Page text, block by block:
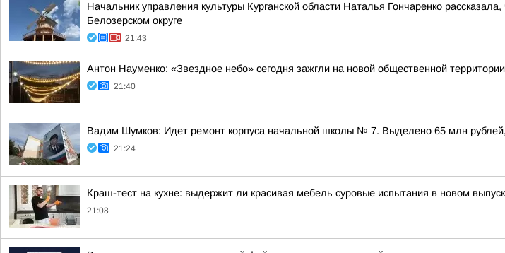
Начальник управления культуры Курганской области Наталья Гончаренко
Белозерском округе
21:43
Антон Науменко: «Звездное небо» сегодня зажгли на новой общественной
21:40
Вадим Шумков: Идет ремонт корпуса начальной школы № 7. Выделено 65 млн
21:24
Краш-тест на кухне: выдержит ли красивая мебель суровые испытания в новом
21:08